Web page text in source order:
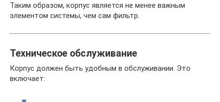
Таким образом, корпус является не менее важным
элементом системы, чем сам фильтр.
Техническое обслуживание
Корпус должен быть удобным в обслуживании. Это
включает: